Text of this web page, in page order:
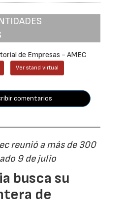
de Empresas - AMEC
Ver stand virtual
comentarios
reunió a más de 300
9 de julio
busca su
de